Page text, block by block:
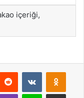
içeriği,
Reddit VKontakte
Viber Line E-Posta ile